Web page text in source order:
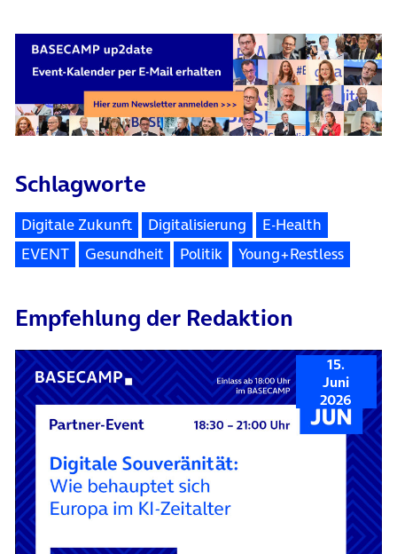
Schlagworte
Digitale Zukunft Digitalisierung
E-Health
EVENT
Gesundheit Politik Young+Restless
Empfehlung der Redaktion
15.
Juni
2026